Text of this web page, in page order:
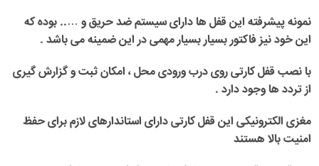
نمونه پیشرفته این قفل ها دارای سیستم ضد حریق و ….. بوده که
این خود نیز فاکتور بسیار بسیار مهمی در این ضمینه می باشد .
با نصب قفل کارتی روی درب ورودی محل ، امکان ثبت و گزارش گیری
از تردد ها وجود دارد .
مغزی الکترونیکی اینقفل کارتیدارای استاندارهای لازم برای حفظ
امنیت بالا هستند